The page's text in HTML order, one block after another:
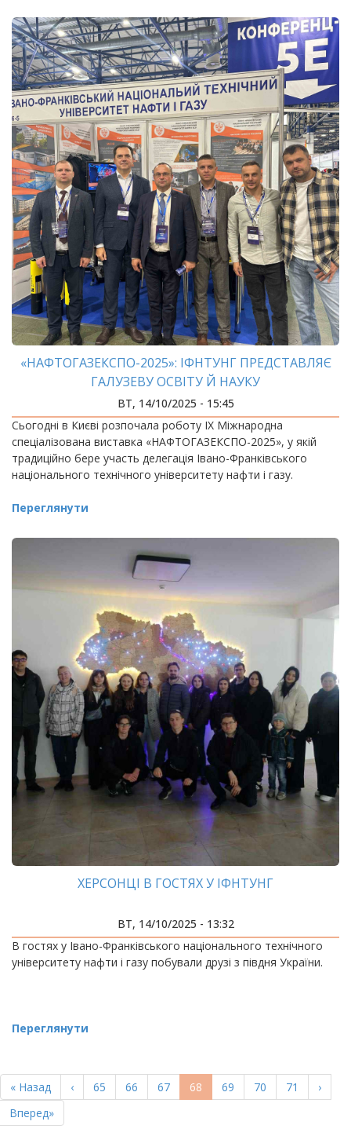
«НАФТОГАЗЕКСПО-2025»: ІФНТУНГ ПРЕДСТАВЛЯЄ
ГАЛУЗЕВУ ОСВІТУ Й НАУКУ
ВТ, 14/10/2025 - 15:45
Сьогодні в Києві розпочала роботу IX Міжнародна
спеціалізована виставка «НАФТОГАЗЕКСПО-2025», у якій
традиційно бере участь делегація Івано-Франківського
національного технічного університету нафти і газу.
Переглянути
ХЕРСОНЦІ В ГОСТЯХ У ІФНТУНГ
ВТ, 14/10/2025 - 13:32
В гостях у Івано-Франківського національного технічного
університету нафти і газу побували друзі з півдня України.
Переглянути
НА
СТОРІНКИ
Перша
сторінка
« Назад
Попередня
сторінка
‹ Page
65 Page
66 Page
67
Поточна
сторінка
68 Page
69 Page
70 Page
71
›
Остання
сторінка
Вперед»